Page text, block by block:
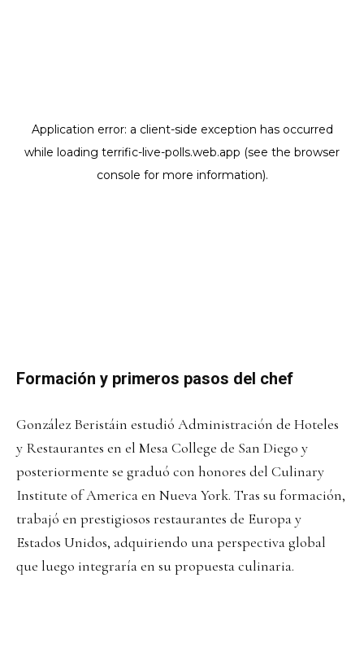
Formación y primeros pasos del chef
González Beristáin estudió Administración de Hoteles
y Restaurantes en el Mesa College de San Diego y
posteriormente se graduó con honores del Culinary
Institute of America en Nueva York. Tras su formación,
trabajó en prestigiosos restaurantes de Europa y
Estados Unidos, adquiriendo una perspectiva global
que luego integraría en su propuesta culinaria.